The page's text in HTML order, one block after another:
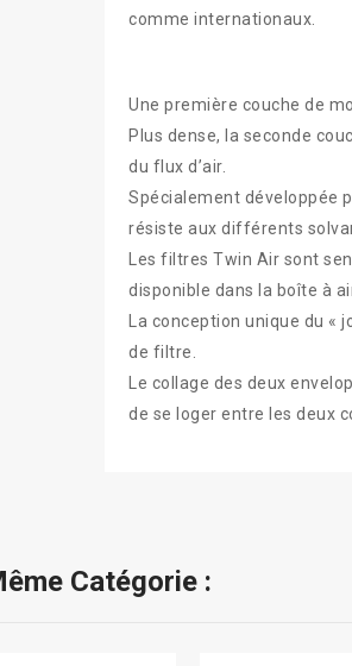
comme internationaux.
Une première couche de
Plus dense, la seconde
du flux d’air.
Spécialement développée
résiste aux différents
Les filtres Twin Air sont
disponible dans la boîte à
La conception unique du
de filtre.
Le collage des deux
de se loger entre les deux
Catégorie :